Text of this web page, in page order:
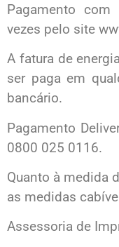
Pagamento
vezes pelo site
A fatura de
ser paga em
bancário.
Pagamento
0800 025 0116.
Quanto à medida
as medidas
Assessoria de